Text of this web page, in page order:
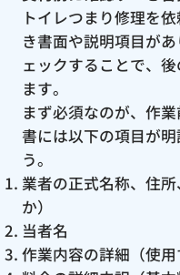
トイレつまり修理を
き書面や説明項目が
ェックすることで、
ます。
まず必須なのが、作
書には以下の項目が
う。
業者の正式名称、住
か）
当者名
作業内容の詳細（使用